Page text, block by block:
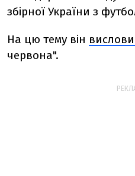
збірної України з
На цю тему він
червона".